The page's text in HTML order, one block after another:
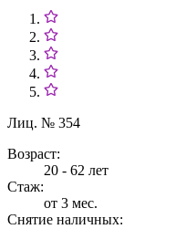
Лиц. № 354
Возраст:
20 - 62 лет
Стаж:
от 3 мес.
Снятие наличных: